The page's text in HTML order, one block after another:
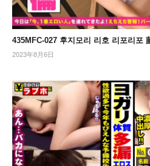
435MFC-027 후지모리 리호 리포리포
2023年8月6日